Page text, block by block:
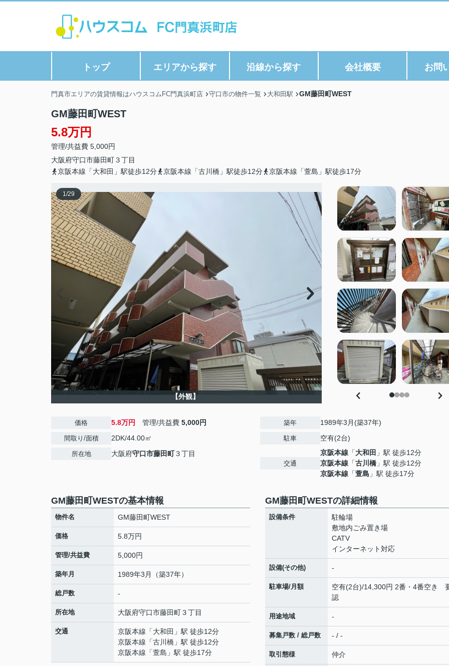
トップ エリアから探す 沿線から探す 会社概要 お問
門真市エリアの賃貸情報はハウスコムFC門真浜町店 守口市の物件一覧 大和田駅 GM藤田町WEST
GM藤田町WEST
5.8万円
管理/共益費 5,000円
大阪府守口市藤田町３丁目
京阪本線「大和田」駅徒歩12分
京阪本線「古川橋」駅徒歩12分 京阪本線「萱島」駅徒歩17分
1/29
【外観】
価格 5.8万円 管理/共益費 5,000円
間取り/面積 2DK/44.00㎡
所在地 大阪府守口市藤田町３丁目
築年 1989年3月(築37年)
駐車 空有(2台)
交通
京阪本線 「大和田 」駅 徒歩12分
京阪本線 「古川橋 」駅 徒歩12分
京阪本線 「萱島 」駅 徒歩17分
GM藤田町WESTの基本情報
物件名 GM藤田町WEST
価格 5.8万円
管理/共益費 5,000円
築年月 1989年3月（築37年）
総戸数 -
所在地 大阪府守口市藤田町３丁目
交通 京阪本線 「大和田 」駅 徒歩12分
京阪本線 「古川橋 」駅 徒歩12分
京阪本線 「萱島 」駅 徒歩17分
GM藤田町WESTの詳細情報
設備条件
駐輪場
敷地内ごみ置き場
CATV
インターネット対応
設備(その他) -
駐車場/月額
空有(2台)/14,300円 2番・4番空き
認
用途地域 -
募集戸数 / 総戸数 - / -
取引態様 仲介